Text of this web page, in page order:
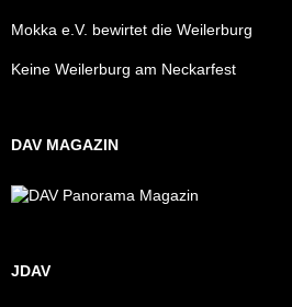
Mokka e.V. bewirtet die Weilerburg
Keine Weilerburg am Neckarfest
DAV MAGAZIN
JDAV